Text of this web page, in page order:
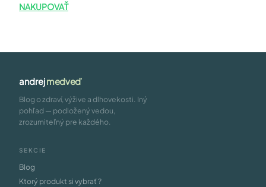
NAKUPOVAŤ
andrejmedveď
Blog o zdraví, výžive a dlhovekosti. Iný
pohľad — podložený vedou,
zrozumiteľný pre každého.
SEKCIE
Blog
Ktorý produkt si vybrať ?